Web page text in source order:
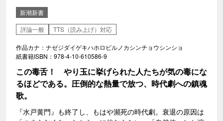
新潮新書
評論一般
TTS（読み上げ）対応
作品カナ：ナゼジダイゲキハホロビルノカシンチョウシンショ
紙書籍ISBN：978-4-10-610586-9
この毒舌！ やり玉に挙げられた人たちが気の毒にな
るほどである。圧倒的な熱量で放つ、時代劇への鎮魂
歌。
『水戸黄門』も終了し、もはや瀕死の時代劇。衰退の原因は